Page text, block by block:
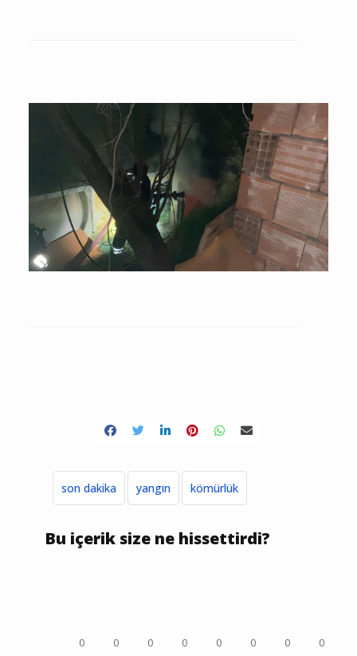
son dakika yangın kömürlük
Bu içerik size ne hissettirdi?
0 0 0 0 0 0 0 0